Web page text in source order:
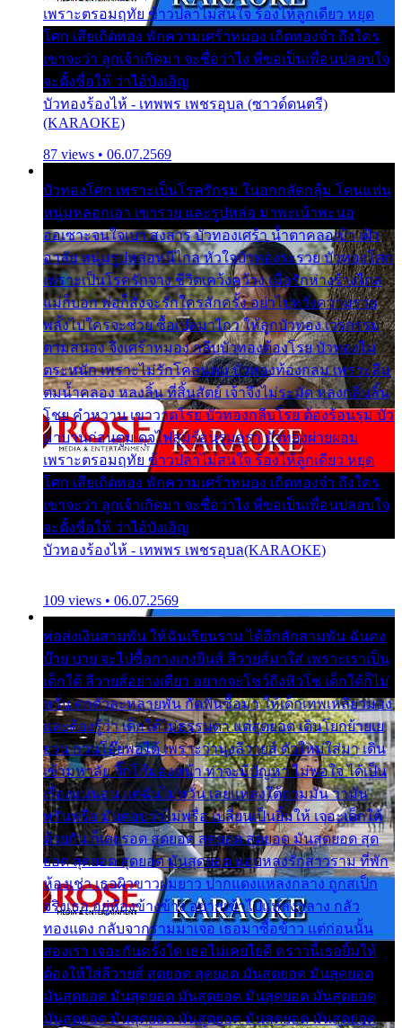
เพราะตรอมฤทัย ข้าวปลาไม่สนใจ ร้องไห้ลูกเดียว หยุด
โศก เสียเถิดทอง พักความเศร้าหมอง เถิดทองจ๋า ถึงใคร
เขาจะว่า ลูกเจ้าเกิดมา จะชื่อว่าไง พี่ขอเป็นเพื่อนปลอบใจ
จะตั้งชื่อให้ ว่าไอ้บังเอิญ
บัวทองร้องไห้ - เทพพร เพชรอุบล (ซาวด์ดนตรี)
(KARAOKE)
87 views • 06.07.2569
บัวทองโศก เพราะเป็นโรครักรุม ในอกกลัดกลุ้ม โดนแฟน
หนุ่มหลอกเอา เขารวย และรูปหล่อ มาพะเน้าพะนอ
ออเซาะจนใจเบา สงสาร บัวทองเศร้า น้ำตาคลอเบ้า เฝ้า
อาลัย หนุ่มรูปหล่อหนีไกล หัวใจบัวทองระรวย บัวทองโศก
เพราะเป็นโรครักจาง ชีวิตเคว้งคว้าง เมื่อรักห่างร้างไกล
แม่ก็บอก พ่อก็สั่งจะรักใครสักครั้ง อย่าไปหวังความรวย
พลั้งไปใครจะช่วย ซื้อเปลมาไกว ให้ลูกบัวทอง เวรกรรม
ตามสนอง จึงเศร้าหมอง กลีบบัวทองต้องโรย บัวทองไม่
ตระหนัก เพราะไม่รักโคลนตม บัวทองท้องกลม เพราะลืม
ตมน้ำคลอง หลงลิ้น ที่สิ้นสัตย์ เจ้าจึงไม่ระมัด หลงกลิ่นลิ้น
โชย คำหวาน เขาวาดโรย บัวทองกลีบโรย ต้องร้อนรุม บัว
มาบานก่อนตูม ดุจไฟสุมร้อนรุมอุรา บัวทองผ่ายผอม
เพราะตรอมฤทัย ข้าวปลาไม่สนใจ ร้องไห้ลูกเดียว หยุด
โศก เสียเถิดทอง พักความเศร้าหมอง เถิดทองจ๋า ถึงใคร
เขาจะว่า ลูกเจ้าเกิดมา จะชื่อว่าไง พี่ขอเป็นเพื่อนปลอบใจ
จะตั้งชื่อให้ ว่าไอ้บังเอิญ
บัวทองร้องไห้ - เทพพร เพชรอุบล(KARAOKE)
109 views • 06.07.2569
พ่อส่งเงินสามพัน ให้ฉันเรียนราม ได้อีกสักสามพัน ฉันคง
บ๊าย บาย จะไปซื้อกางเกงยีนส์ ลีวายส์มาใส่ เพราะเราเป็น
เด็กใต้ ลีวายส์อย่างเดียว อยากจะโชว์ถึงหิวโซ เด็กใต้ก็ไม่
หวั่น ตกตัวละหลายพัน กัดฟันซื้อมา ให้เด็กเทพเหลียวมอง
และต้องรู้ว่า เด็กใต้ไม่ธรรมดา แต่สุดยอด เดินโยกย้ายเย
ยวน กวนโอ๊ยพอได้ เพราะว่านุ่งลีวายส์ ตัวใหม่ใส่มา เดิน
เข้ามหาลัย จิ๊กโก๊มองหน้า ท่าจะมีปัญหา ไม่พอใจ ได้เป็น
เรื่องแน่นอน แต่ฉันไม่หวั่น เลยแหลงใต้ถามมัน ว่ามัน
พรั่นพรือ มันตอบว่าไม่พรื่อ เปลี่ยนเป็นยิ้มให้ เจอะเด็กใต้
ด้วยกัน ก็เลยรอด สุดยอด สุดยอด สุดยอด มันสุดยอด สุด
ยอด สุดยอด สุดยอด มันสุดยอด แอบหลงรักสาวราม ที่พัก
ห้องเช่า เธอผิวขาวผมยาว ปากแดงแหลงกลาง ถูกสเป็ก
จริงเธอ อยู่ห้องข้างข้าง อยากเข้าไปแหลงกลาง กลัว
ทองแดง กลับจากรามมาเจอ เธอมาซื้อข้าว แต่ก่อนนั้น
สองเรา เจอะกันครั้งใด เธอไม่เคยไยดี คราวนี้เธอยิ้มให้
ต้องให้ใส่ลีวายส์ สุดยอด สุดยอด มันสุดยอด มันสุดยอด
มันสุดยอด มันสุดยอด มันสุดยอด มันสุดยอด มันสุดยอด
มันสุดยอด มันสุดยอด มันสุดยอด มันสุดยอด มันสุดยอด